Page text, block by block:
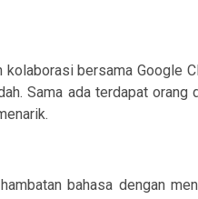
bersama Google
Sama ada terdapat
bahasa dengan